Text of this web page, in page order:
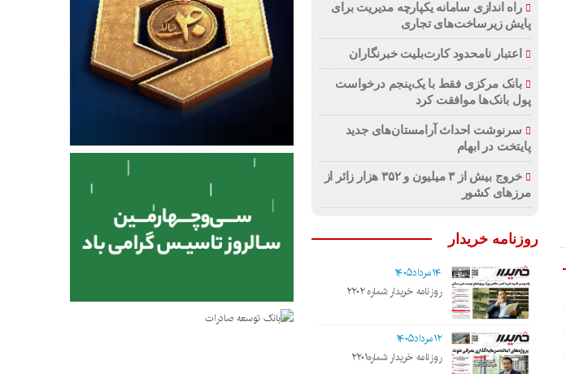
راه اندازی سامانه یکپارچه مدیریت برای
پایش زیرساخت‌های تجاری
اعتبار نامحدود کارت‌بلیت خبرنگاران
بانک مرکزی فقط با یک‌‎پنجم درخواست
پول بانک‌ها موافقت کرد
سرنوشت احداث آرامستان‌های جدید
پایتخت در ابهام
خروج بیش از ۳ میلیون و ۳۵۲ هزار زائر از
مرزهای کشور
روزنامه خریدار
۱۴مرداد۱۴۰۵
روزنامه خریدار شماره ۲۲۰۲
۱۲مرداد۱۴۰۵
روزنامه خریدار شماره۲۲۰۱